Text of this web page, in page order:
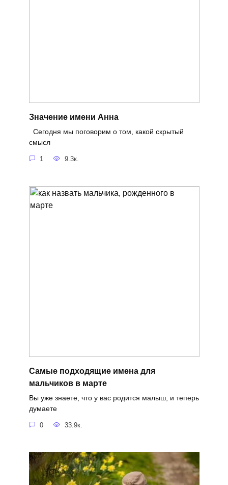
Значение имени Анна
Сегодня мы поговорим о том, какой скрытый
смысл
1 9.3к.
Самые подходящие имена для
мальчиков в марте
Вы уже знаете, что у вас родится малыш, и теперь
думаете
0 33.9к.